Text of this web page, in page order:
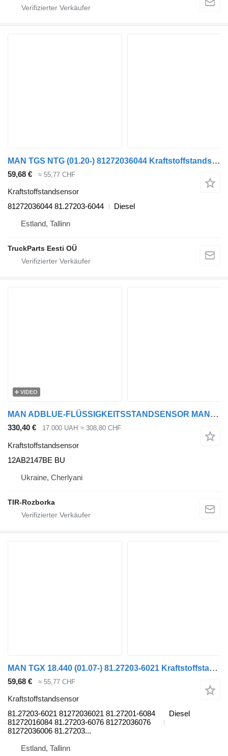
MAN TGS NTG (01.20-) 81272036044 Kraftstoffstandsensor für MAN TGS,TGX NTG (2020-) Sattelzugmaschine
59,68 € ≈ 55,77 CHF
Kraftstoffstandsensor
81272036044 81.27203-6044
Diesel
Estland, Tallinn
TruckParts Eesti OÜ
VIDEO
MAN ADBLUE-FLÜSSIGKEITSSTANDSENSOR MAN TGX/TGS 81154086040 12AB2147BE BU Kraftstoffstandsensor für MAN TGS, TGX Sattelzugmaschine
330,40 € 17.000 UAH ≈ 308,80 CHF
Kraftstoffstandsensor
12AB2147BE BU
Ukraine, Cherlyani
TIR-Rozborka
MAN TGX 18.440 (01.07-) 81.27203-6021 Kraftstoffstandsensor für MAN TGL, TGM, TGS, TGX (2005-2021) Sattelzugmaschine
59,68 € ≈ 55,77 CHF
Kraftstoffstandsensor
81.27203-6021 81272036021 81.27201-6084
81272016084 81.27203-6076 81272036076
81272036006 81.27203...
Diesel
Estland, Tallinn